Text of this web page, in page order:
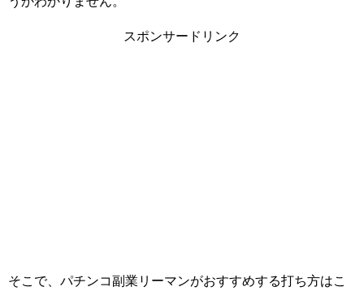
スポンサードリンク
そこで、パチンコ副業リーマンがおすすめする打ち方はこ